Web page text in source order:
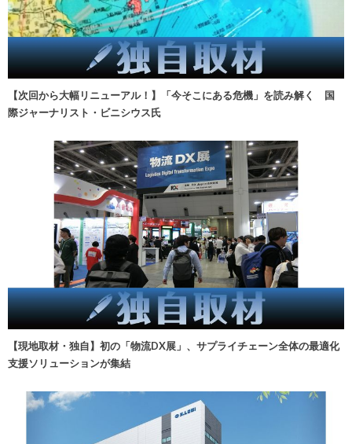
【次回から大幅リニューアル！】「今そこにある危機」を読み解く 国
際ジャーナリスト・ビニシウス氏
【現地取材・独自】初の「物流DX展」、サプライチェーン全体の最適化
支援ソリューションが集結